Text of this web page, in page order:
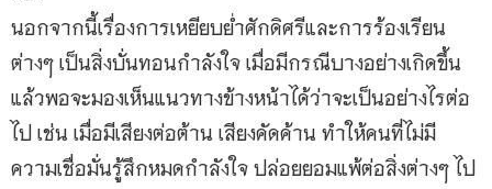
นอกจากนี้เรื่องการเหยียบย่ำศักดิศรีและการร้องเรียน
ต่างๆ เป็นสิ่งบั่นทอนกำลังใจ เมื่อมีกรณีบางอย่างเกิดขึ้น
แล้วพอจะมองเห็นแนวทางข้างหน้าได้ว่าจะเป็นอย่างไรต่อ
ไป เช่น เมื่อมีเสียงต่อต้าน เสียงคัดค้าน ทำให้คนที่ไม่มี
ความเชื่อมั่นรู้สึกหมดกำลังใจ ปล่อยยอมแพ้ต่อสิ่งต่างๆ ไป